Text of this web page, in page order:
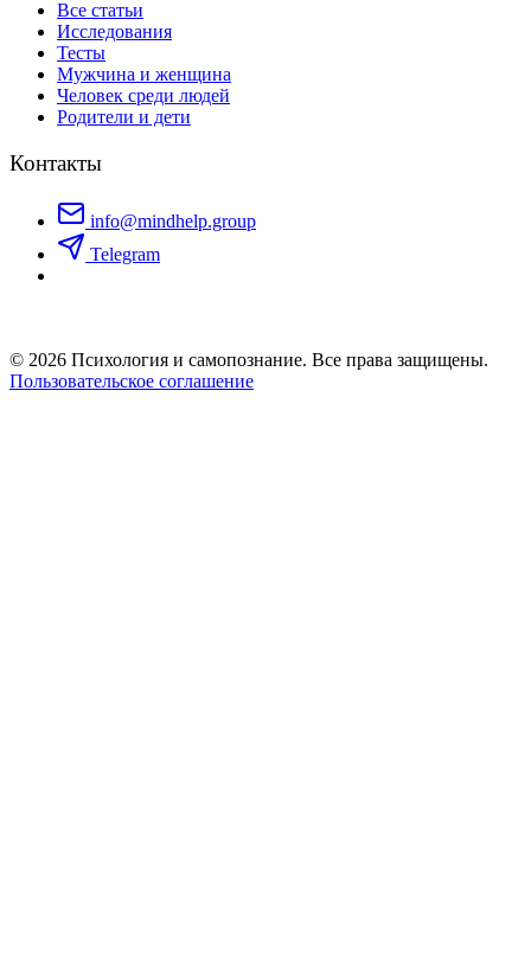
Все статьи
Исследования
Тесты
Мужчина и женщина
Человек среди людей
Родители и дети
Контакты
info@mindhelp.group
Telegram
© 2026 Психология и самопознание. Все права защищены.
Пользовательское соглашение